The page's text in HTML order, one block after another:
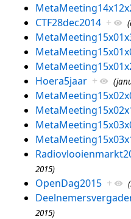
CTF28dec2014 +
Hoera5jaar +
2015)
OpenDag2015 +
2015)